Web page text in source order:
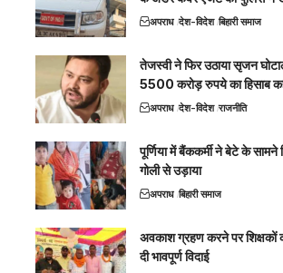
अपराध देश-विदेश बिहारी समाज
तेजस्वी ने फिर उठाया सृजन
5500 करोड़ रुपये का हिसाब
अपराध देश-विदेश राजनीति
पूर्णिया में बैंककर्मी ने बेटे के सामने
गोली से उड़ाया
अपराध बिहारी समाज
अवकाश ग्रहण करने पर शिक्षकों
दी भावपूर्ण विदाई